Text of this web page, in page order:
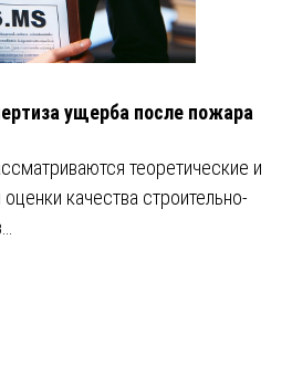
ущерба после пожара
теоретические и
качества строительно-